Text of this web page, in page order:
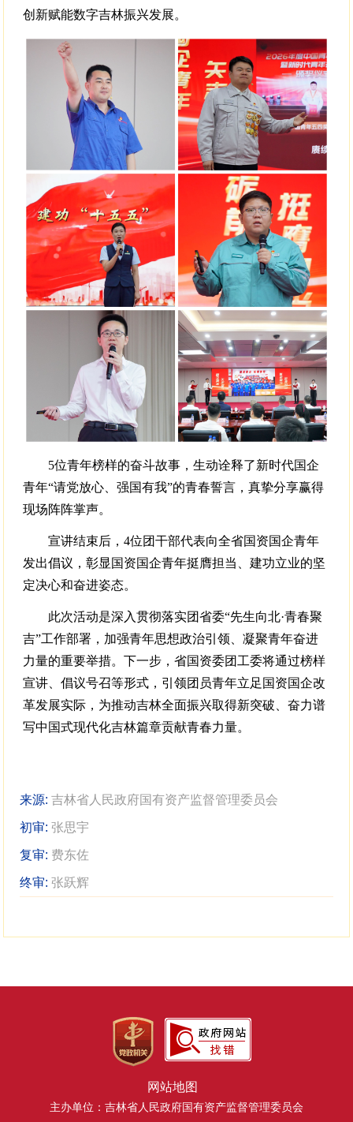
创新赋能数字吉林振兴发展。
5位青年榜样的奋斗故事，生动诠释了新时代国企
青年“请党放心、强国有我”的青春誓言，真挚分享赢得
现场阵阵掌声。
宣讲结束后，4位团干部代表向全省国资国企青年
发出倡议，彰显国资国企青年挺膺担当、建功立业的坚
定决心和奋进姿态。
此次活动是深入贯彻落实团省委“先生向北·青春聚
吉”工作部署，加强青年思想政治引领、凝聚青年奋进
力量的重要举措。下一步，省国资委团工委将通过榜样
宣讲、倡议号召等形式，引领团员青年立足国资国企改
革发展实际，为推动吉林全面振兴取得新突破、奋力谱
写中国式现代化吉林篇章贡献青春力量。
来源:吉林省人民政府国有资产监督管理委员会
初审:张思宇
复审: 费东佐
终审:张跃辉
网站地图
主办单位：吉林省人民政府国有资产监督管理委员会